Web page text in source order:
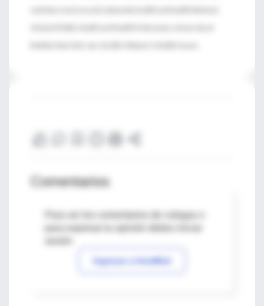
Comentarios
Para ver los comentarios de colegas o
Ingresar a IntraMed